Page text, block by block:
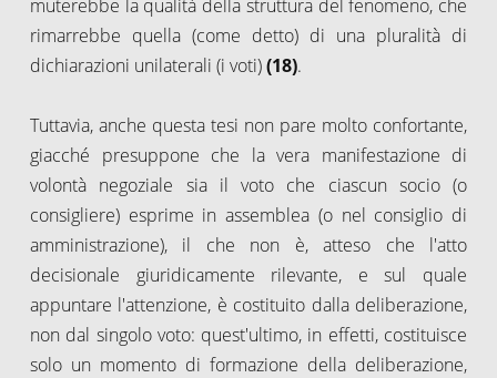
muterebbe la qualità della struttura del fenomeno, che
rimarrebbe quella (come detto) di una pluralità di
dichiarazioni unilaterali (i voti)(18).
Tuttavia, anche questa tesi non pare molto confortante,
giacché presuppone che la vera manifestazione di
volontà negoziale sia il voto che ciascun socio (o
consigliere) esprime in assemblea (o nel consiglio di
amministrazione), il che non è, atteso che l'atto
decisionale giuridicamente rilevante, e sul quale
appuntare l'attenzione, è costituito dalla deliberazione,
non dal singolo voto: quest'ultimo, in effetti, costituisce
solo un momento di formazione della deliberazione,